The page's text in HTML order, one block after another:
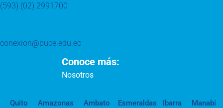
(593) (02) 2991700
conexion@puce.edu.ec
Conoce más:
Nosotros
Quito Amazonas Ambato Esmeraldas Ibarra
Manabí